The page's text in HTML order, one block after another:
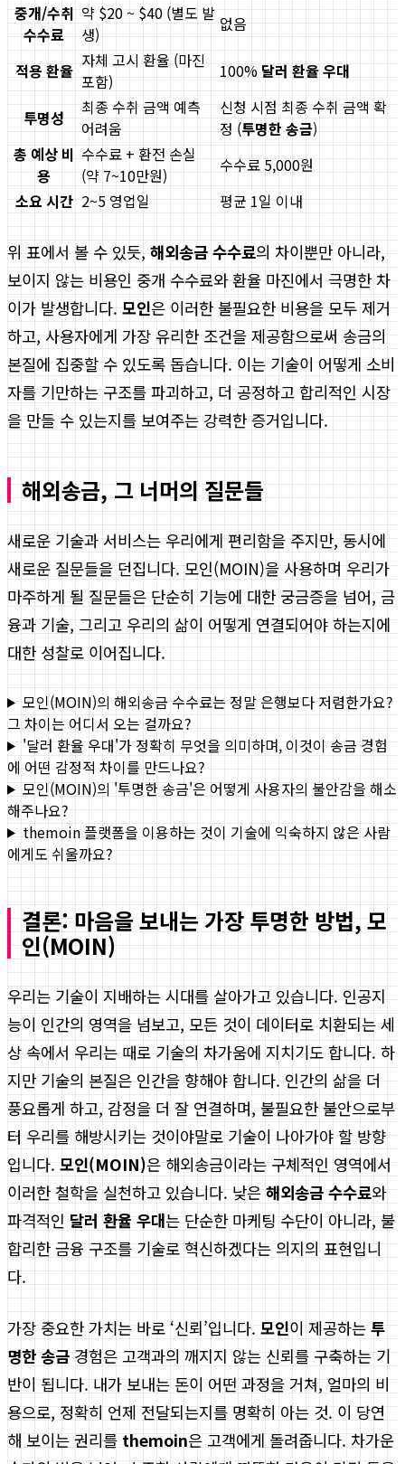
중개/수취
수수료
약 $20 ~ $40 (별도 발
생)
없음
적용 환율 자체 고시 환율 (마진
포함)
100% 달러 환율 우대
투명성
최종 수취 금액 예측
어려움
신청 시점 최종 수취 금액 확
정 (투명한 송금)
총 예상 비
용
수수료 + 환전 손실
(약 7~10만원)
수수료 5,000원
소요 시간 2~5 영업일 평균 1일 이내
위 표에서 볼 수 있듯, 해외송금 수수료의 차이뿐만 아니라,
보이지 않는 비용인 중개 수수료와 환율 마진에서 극명한 차
이가 발생합니다. 모인은 이러한 불필요한 비용을 모두 제거
하고, 사용자에게 가장 유리한 조건을 제공함으로써 송금의
본질에 집중할 수 있도록 돕습니다. 이는 기술이 어떻게 소비
자를 기만하는 구조를 파괴하고, 더 공정하고 합리적인 시장
을 만들 수 있는지를 보여주는 강력한 증거입니다.
해외송금, 그 너머의 질문들
새로운 기술과 서비스는 우리에게 편리함을 주지만, 동시에
새로운 질문들을 던집니다. 모인(MOIN)을 사용하며 우리가
마주하게 될 질문들은 단순히 기능에 대한 궁금증을 넘어, 금
융과 기술, 그리고 우리의 삶이 어떻게 연결되어야 하는지에
대한 성찰로 이어집니다.
모인(MOIN)의 해외송금 수수료는 정말 은행보다 저렴한가요?
그 차이는 어디서 오는 걸까요?
'달러 환율 우대'가 정확히 무엇을 의미하며, 이것이 송금 경험
에 어떤 감정적 차이를 만드나요?
모인(MOIN)의 '투명한 송금'은 어떻게 사용자의 불안감을 해소
해주나요?
themoin 플랫폼을 이용하는 것이 기술에 익숙하지 않은 사람
에게도 쉬울까요?
결론: 마음을 보내는 가장 투명한 방법, 모
인(MOIN)
우리는 기술이 지배하는 시대를 살아가고 있습니다. 인공지
능이 인간의 영역을 넘보고, 모든 것이 데이터로 치환되는 세
상 속에서 우리는 때로 기술의 차가움에 지치기도 합니다. 하
지만 기술의 본질은 인간을 향해야 합니다. 인간의 삶을 더
풍요롭게 하고, 감정을 더 잘 연결하며, 불필요한 불안으로부
터 우리를 해방시키는 것이야말로 기술이 나아가야 할 방향
입니다. 모인(MOIN)은 해외송금이라는 구체적인 영역에서
이러한 철학을 실천하고 있습니다. 낮은 해외송금 수수료와
파격적인 달러 환율 우대는 단순한 마케팅 수단이 아니라, 불
합리한 금융 구조를 기술로 혁신하겠다는 의지의 표현입니
다.
가장 중요한 가치는 바로 ‘신뢰’입니다. 모인이 제공하는 투
명한 송금 경험은 고객과의 깨지지 않는 신뢰를 구축하는 기
반이 됩니다. 내가 보내는 돈이 어떤 과정을 거쳐, 얼마의 비
용으로, 정확히 언제 전달되는지를 명확히 아는 것. 이 당연
해 보이는 권리를 themoin은 고객에게 돌려줍니다. 차가운